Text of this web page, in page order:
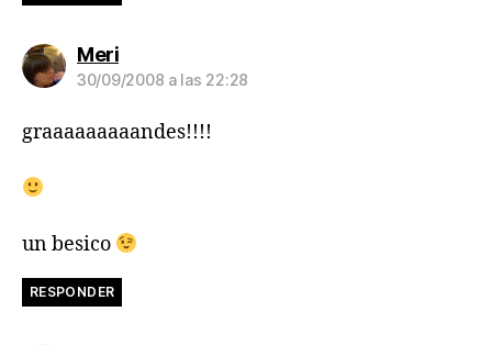
Meridice:
30/09/2008 a las 22:28
graaaaaaaaandes!!!!
un besico
RESPONDER